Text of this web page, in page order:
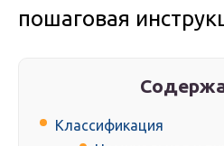
пошаговая
Классификация